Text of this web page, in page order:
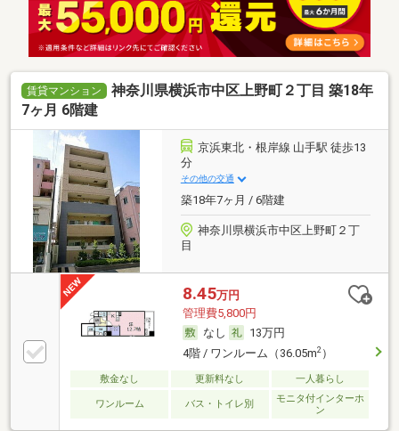
賃貸マンション
神奈川県横浜市中区上野町２丁目 築18年
7ヶ月 6階建
京浜東北・根岸線 山手駅 徒歩13
分
その他の交通
築18年7ヶ月 / 6階建
神奈川県横浜市中区上野町２丁
目
8.45万円
管理費5,800円
なし
13万円
4階 / ワンルーム（36.05m2）
敷金なし 更新料なし 一人暮らし
ワンルーム バス・トイレ別
モニタ付インターホ
ン